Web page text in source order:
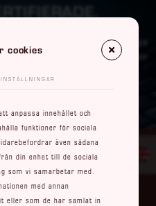
till nyckelfärdiga
inom industri, högskolor
OSS
cookies
INSTÄLLNINGAR
anpassa innehållet och
funktioner för sociala
även sådana
din enhet till de sociala
som vi samarbetar med.
med annan
eller som de har samlat in